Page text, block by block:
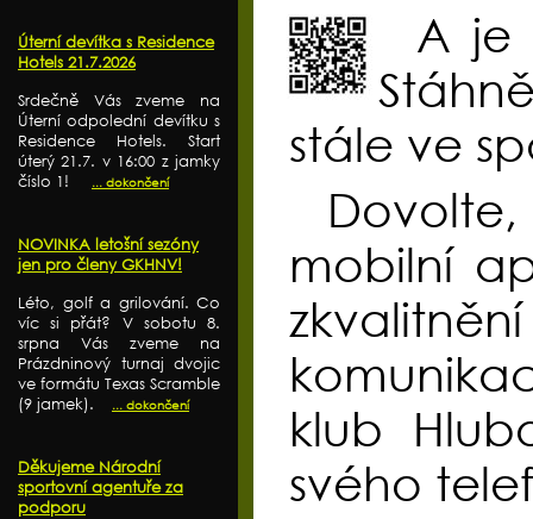
Úterní devítka s Residence
Hotels 21.7.2026
Srdečně Vás zveme na
Úterní odpolední devítku s
Residence Hotels. Start
úterý 21.7. v 16:00 z jamky
číslo 1!
... dokončení
NOVINKA letošní sezóny
jen pro členy GKHNV!
Léto, golf a grilování. Co
víc si přát? V sobotu 8.
srpna Vás zveme na
Prázdninový turnaj dvojic
ve formátu Texas Scramble
(9 jamek).
... dokončení
Děkujeme Národní
sportovní agentuře za
podporu
A je
stále ve
mobilní
klub
svého